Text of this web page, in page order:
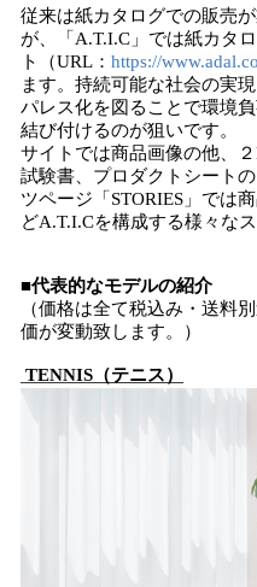
従来は紙カタログでの販売
が、「A.T.I.C」では紙カタ
ト（URL： https://
ます。持続可能な社会の実
パレス化を図ることで環境
結び付けるのが狙いです。
サイトでは商品画像の他、
試験書、プロダクトシート
ツページ「STORIES」では
どA.T.I.Cを構成する様々な
■代表的なモデルの紹介
（価格は全て税込み・送料
価が変動致します。）
TENNIS（テニス）